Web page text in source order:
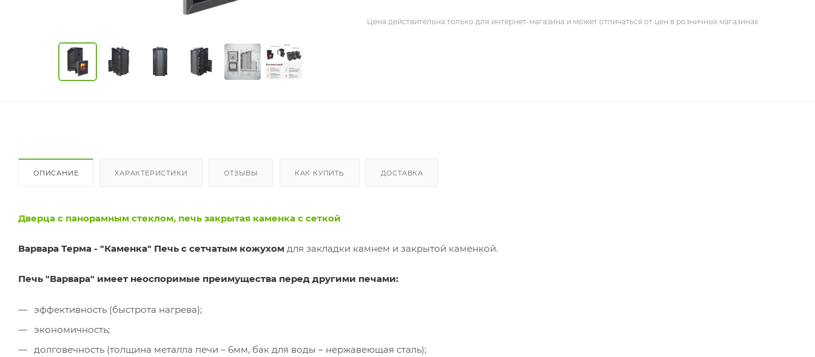
Цена действительна только для интернет-магазина и может отличаться от цен в розничных магазинах
ОПИСАНИЕ ХАРАКТЕРИСТИКИ ОТЗЫВЫ КАК КУПИТЬ ДОСТАВКА
Дверца с панорамным стеклом, печь закрытая каменка с сеткой
Варвара Терма - "Каменка" Печь с сетчатым кожухом для закладки камнем и закрытой каменкой.
Печь "Варвара" имеет неоспоримые преимущества перед другими печами:
эффективность (быстрота нагрева);
экономичность;
долговечность (толщина металла печи – 6мм, бак для воды – нержавеющая сталь);